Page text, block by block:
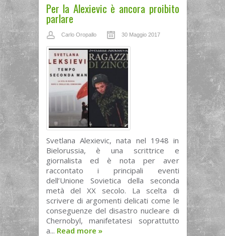
Per la Alexievic è ancora proibito
parlare
Carlo Oropallo 30 Maggio 2017
Svetlana Alexievic, nata nel 1948 in
Bielorussia, è una scrittrice e
giornalista ed è nota per aver
raccontato i principali eventi
dell’Unione Sovietica della seconda
metà del XX secolo. La scelta di
scrivere di argomenti delicati come le
conseguenze del disastro nucleare di
Chernobyl, manifetatesi soprattutto
a... Read more »